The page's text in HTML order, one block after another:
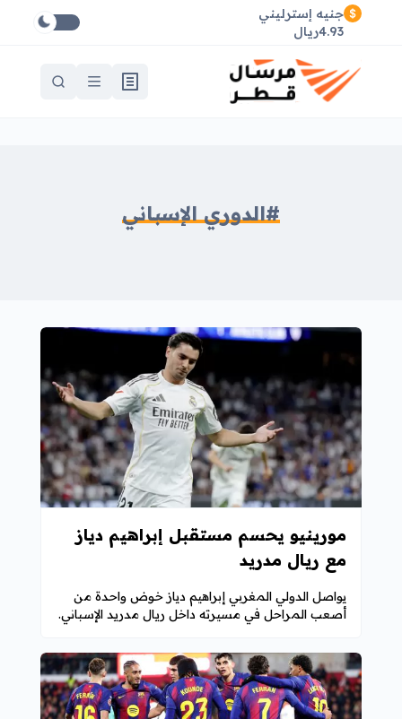
جنيه إسترليني
4.93ريال
#الدوري الإسباني
مورينيو يحسم مستقبل إبراهيم دياز
مع ريال مدريد
يواصل الدولي المغربي إبراهيم دياز خوض واحدة من
أصعب المراحل في مسيرته داخل ريال مدريد الإسباني.